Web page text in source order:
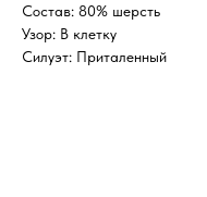
Состав: 80% шерсть
Узор: В клетку
Силуэт: Приталенный